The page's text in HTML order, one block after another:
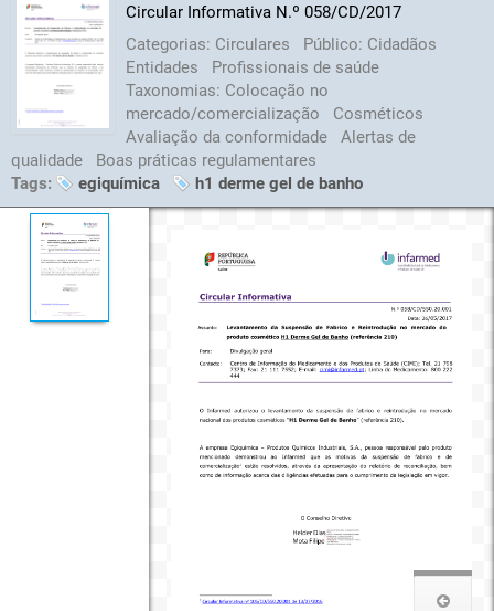
Circular Informativa N.º 058/CD/2017
Categorias: Circulares Público: Cidadãos
Entidades
Profissionais de saúde
Taxonomias: Colocação no
mercado/comercialização
Cosméticos
Avaliação da conformidade
Alertas de
qualidade
Boas práticas regulamentares
Tags:
egiquímica h1 derme gel de banho